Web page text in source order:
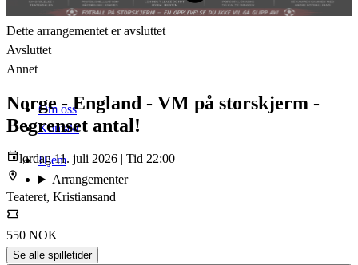
Om oss
Kontakt
Hjem
Arrangementer
Dette arrangementet er avsluttet
Avsluttet
Annet
Norge - England - VM på storskjerm -
Begrenset antal!
lørdag 11. juli 2026 | Tid 22:00
Teateret, Kristiansand
550 NOK
Se alle spilletider